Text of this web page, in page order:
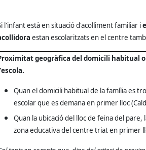
l'infant està en situació d'acolliment familiar i
estan escolaritzats en el centre
geogràfica del domicili habitual
Quan el domicili habitual de la família es
escolar que es demana en primer lloc
Quan la ubicació del lloc de feina del
zona educativa del centre triat en primer